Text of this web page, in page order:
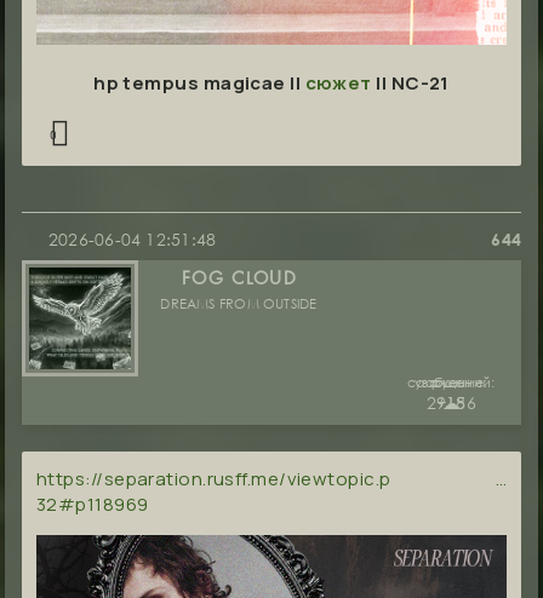
hp tempus magicae || сюжет || NC-21
0
644
2026-06-04 12:51:48
FOG CLOUD
DREAMS FROM OUTSIDE
руны:
☁︎
сообщений:
29186
уважение:
+15
https://separation.rusff.me/viewtopic.p …
32#p118969